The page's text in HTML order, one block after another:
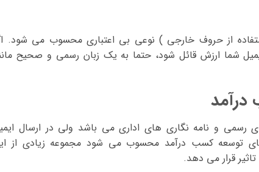
از حروف خارجی ) نوعی بی اعتباری محسوب می شود.
شما ارزش قائل شود، حتما به یک زبان رسمی و صحیح
درآمد
رسمی و نامه نگاری های اداری می باشد ولی در ارسال
های توسعه کسب درآمد محسوب می شود مجموعه زیادی از
قرار می دهد.